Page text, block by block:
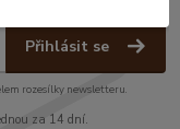
Přihlásit se
rozesílky newsletteru.
za 14 dní.